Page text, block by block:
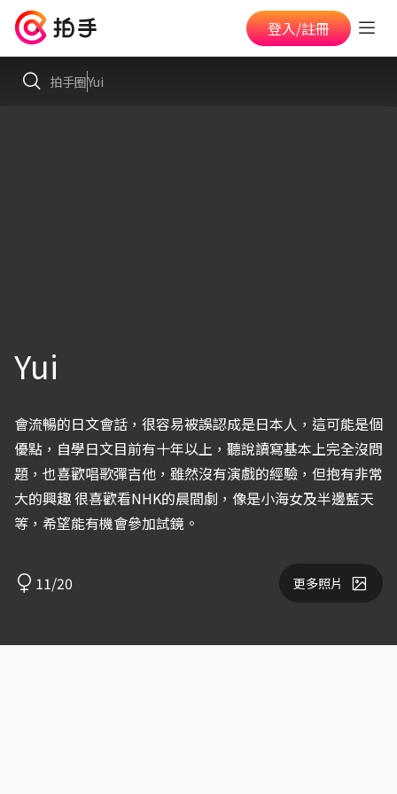
登入/註冊
拍手圈Yui
Yui
會流暢的日文會話，很容易被誤認成是日本人，這可能是個
優點，自學日文目前有十年以上，聽說讀寫基本上完全沒問
題，也喜歡唱歌彈吉他，雖然沒有演戲的經驗，但抱有非常
大的興趣 很喜歡看NHK的晨間劇，像是小海女及半邊藍天
等，希望能有機會參加試鏡。
11/20 更多照片